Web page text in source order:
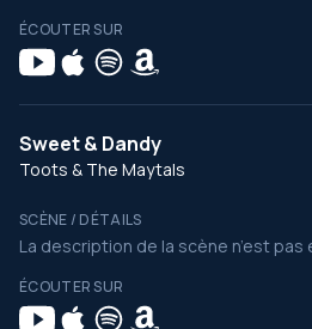
ÉCOUTER SUR
Sweet & Dandy
Toots & The Maytals
SCÈNE / DÉTAILS
La description de la scène n’est
ÉCOUTER SUR